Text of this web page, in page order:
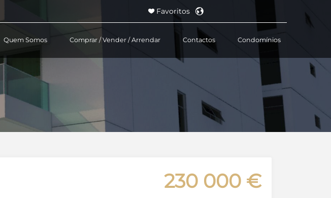
Powered by
Favoritos
Quem Somos Comprar / Vender / Arrendar Contactos Condomínios
230 000 €